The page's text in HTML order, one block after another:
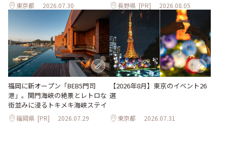
東京都 2026.07.30 長野県 [PR] 2026.08.05
福岡に新オープン「BEB5門司
港」。関門海峡の絶景とレトロな
街並みに浸るトキメキ海峡ステイ
福岡県 [PR] 2026.07.29
【2026年8月】東京のイベント26
選
東京都 2026.07.31